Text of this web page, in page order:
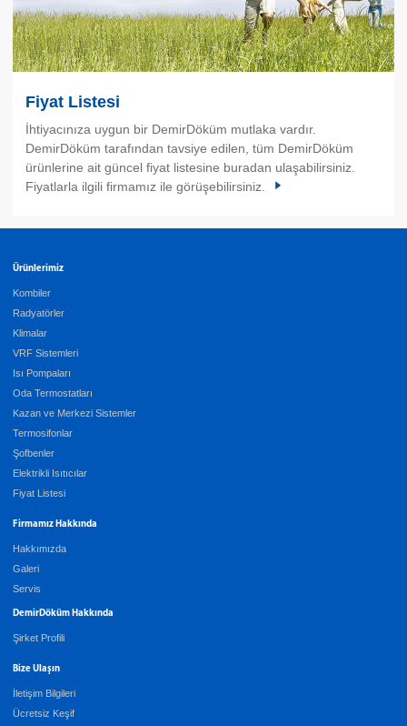
Fiyat Listesi
İhtiyacınıza uygun bir DemirDöküm mutlaka vardır.
DemirDöküm tarafından tavsiye edilen, tüm DemirDöküm
ürünlerine ait güncel fiyat listesine buradan ulaşabilirsiniz.
Fiyatlarla ilgili firmamız ile görüşebilirsiniz.
Ürünlerimiz
Kombiler
Radyatörler
Klimalar
VRF Sistemleri
Isı Pompaları
Oda Termostatları
Kazan ve Merkezi Sistemler
Termosifonlar
Şofbenler
Elektrikli Isıtıcılar
Fiyat Listesi
Firmamız Hakkında
Hakkımızda
Galeri
Servis
DemirDöküm Hakkında
Şirket Profili
Bize Ulaşın
İletişim Bilgileri
Ücretsiz Keşif